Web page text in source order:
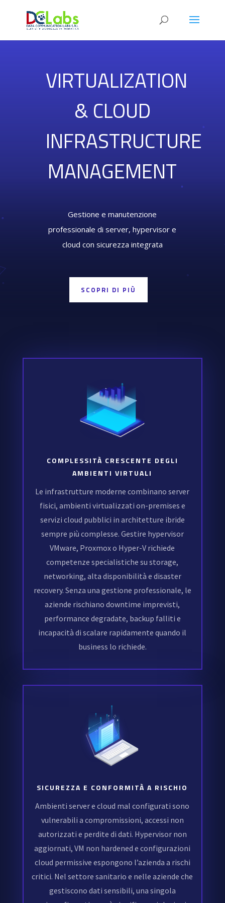
VIRTUALIZATION
& CLOUD
INFRASTRUCTURE
MANAGEMENT
Gestione e manutenzione
professionale di server, hypervisor e
cloud con sicurezza integrata
SCOPRI DI PIÙ
COMPLESSITÀ CRESCENTE DEGLI
AMBIENTI VIRTUALI
Le infrastrutture moderne combinano server
fisici, ambienti virtualizzati on-premises e
servizi cloud pubblici in architetture ibride
sempre più complesse. Gestire hypervisor
VMware, Proxmox o Hyper-V richiede
competenze specialistiche su storage,
networking, alta disponibilità e disaster
recovery. Senza una gestione professionale, le
aziende rischiano downtime imprevisti,
performance degradate, backup falliti e
incapacità di scalare rapidamente quando il
business lo richiede.
SICUREZZA E CONFORMITÀ A RISCHIO
Ambienti server e cloud mal configurati sono
vulnerabili a compromissioni, accessi non
autorizzati e perdite di dati. Hypervisor non
aggiornati, VM non hardened e configurazioni
cloud permissive espongono l’azienda a rischi
critici. Nel settore sanitario e nelle aziende che
gestiscono dati sensibili, una singola